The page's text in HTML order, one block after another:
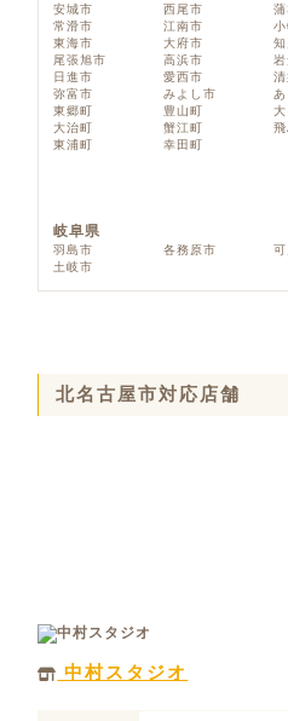
安城市
西尾市
常滑市
江南市
東海市
大府市
尾張旭市
高浜市
日進市
愛西市
弥富市
みよし市
東郷町
豊山町
大治町
蟹江町
東浦町
幸田町
岐阜県
羽島市 各務原市
土岐市
北名古屋市対応店舗
中村スタジオ